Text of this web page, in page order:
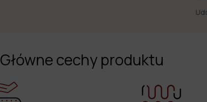
Główne cechy produktu